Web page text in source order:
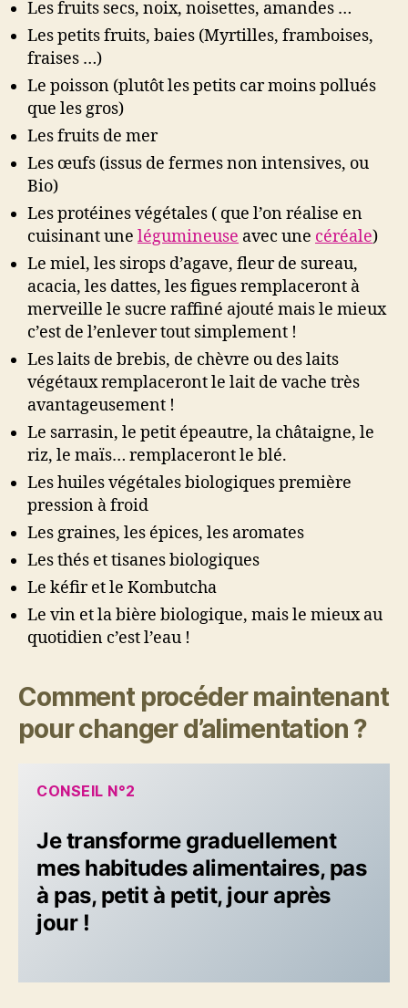
Les fruits secs, noix, noisettes, amandes …
Les petits fruits, baies (Myrtilles, framboises,
fraises …)
Le poisson (plutôt les petits car moins pollués
que les gros)
Les fruits de mer
Les œufs (issus de fermes non intensives, ou
Bio)
Les protéines végétales ( que l’on réalise en
cuisinant une légumineuse avec une céréale)
Le miel, les sirops d’agave, fleur de sureau,
acacia, les dattes, les figues remplaceront à
merveille le sucre raffiné ajouté mais le mieux
c’est de l’enlever tout simplement !
Les laits de brebis, de chèvre ou des laits
végétaux remplaceront le lait de vache très
avantageusement !
Le sarrasin, le petit épeautre, la châtaigne, le
riz, le maïs… remplaceront le blé.
Les huiles végétales biologiques première
pression à froid
Les graines, les épices, les aromates
Les thés et tisanes biologiques
Le kéfir et le Kombutcha
Le vin et la bière biologique, mais le mieux au
quotidien c’est l’eau !
Comment procéder maintenant
pour changer d’alimentation ?
CONSEIL N°2
Je transforme graduellement
mes habitudes alimentaires, pas
à pas, petit à petit, jour après
jour !